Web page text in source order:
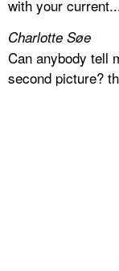
with your
Charlotte Søe
Can anybody tell
second picture?